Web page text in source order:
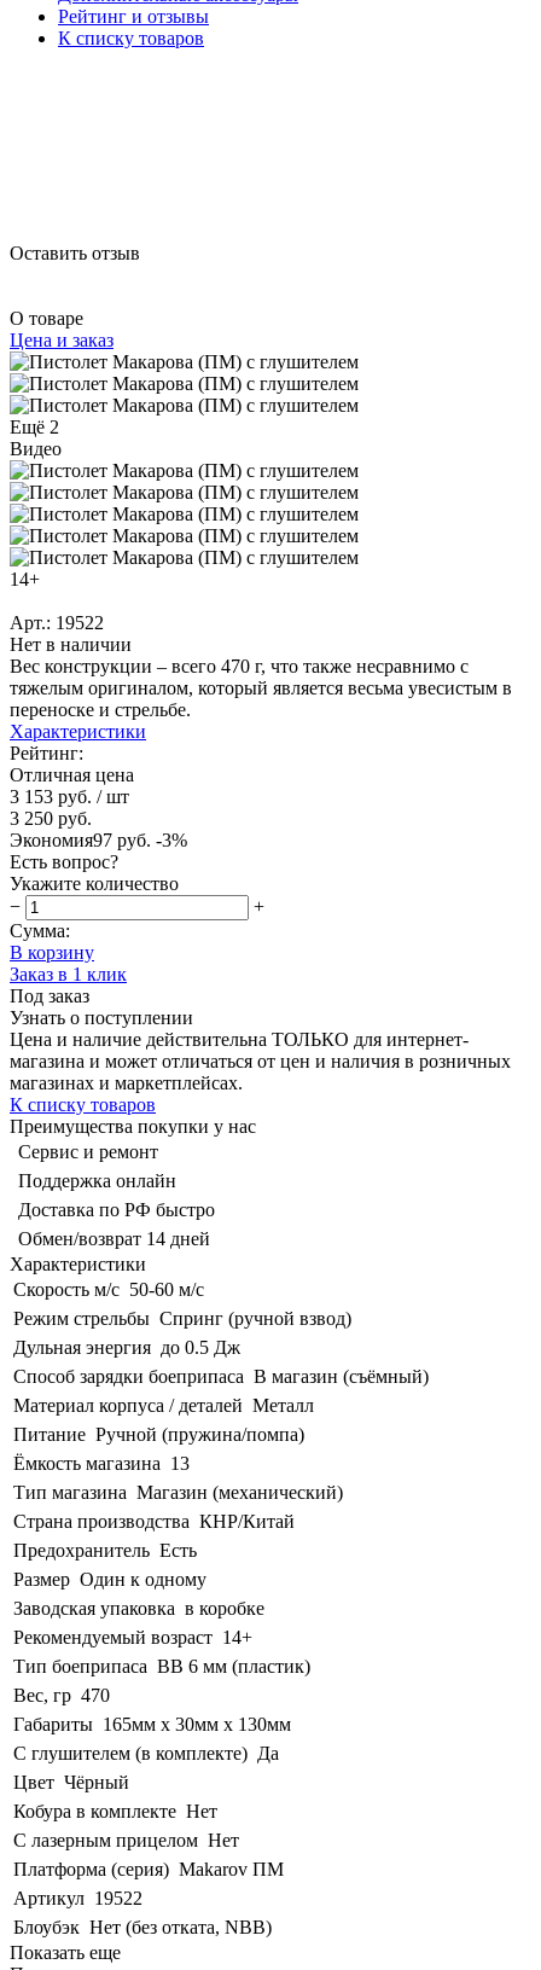
Рейтинг и отзывы
К списку товаров
Оставить отзыв
О товаре
Цена и заказ
Ещё 2
Видео
14+
Арт.: 19522
Нет в наличии
Вес конструкции – всего 470 г, что также несравнимо с
тяжелым оригиналом, который является весьма увесистым в
переноске и стрельбе.
Характеристики
Рейтинг:
Отличная цена
3 153 руб. / шт
3 250 руб.
Экономия97 руб. -3%
Есть вопрос?
Укажите количество
−
+
Сумма:
В корзину
Заказ в 1 клик
Под заказ
Узнать о поступлении
Цена и наличие действительна ТОЛЬКО для интернет-
магазина и может отличаться от цен и наличия в розничных
магазинах и маркетплейсах.
К списку товаров
Преимущества покупки у нас
Сервис и ремонт
Поддержка онлайн
Доставка по РФ быстро
Обмен/возврат 14 дней
Характеристики
Скорость м/с 50-60 м/с
Режим стрельбы Спринг (ручной взвод)
Дульная энергия до 0.5 Дж
Способ зарядки боеприпаса В магазин (съёмный)
Материал корпуса / деталей Металл
Питание Ручной (пружина/помпа)
Ёмкость магазина 13
Тип магазина Магазин (механический)
Страна производства КНР/Китай
Предохранитель Есть
Размер Один к одному
Заводская упаковка в коробке
Рекомендуемый возраст 14+
Тип боеприпаса BB 6 мм (пластик)
Вес, гр 470
Габариты 165мм х 30мм х 130мм
С глушителем (в комплекте) Да
Цвет Чёрный
Кобура в комплекте Нет
С лазерным прицелом Нет
Платформа (серия) Мakarov ПМ
Артикул 19522
Блоубэк Нет (без отката, NBB)
Показать еще